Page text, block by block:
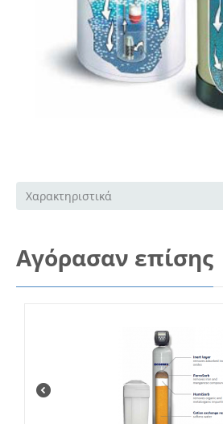
Χαρακτηριστικά
Αγόρασαν επίσης